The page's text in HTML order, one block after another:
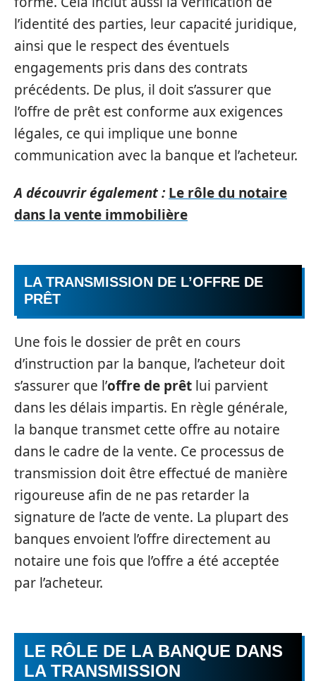
l’identité des parties, leur capacité juridique,
ainsi que le respect des éventuels
engagements pris dans des contrats
précédents. De plus, il doit s’assurer que
l’offre de prêt est conforme aux exigences
légales, ce qui implique une bonne
communication avec la banque et l’acheteur.
A découvrir également : Le rôle du notaire
dans la vente immobilière
LA TRANSMISSION DE L’OFFRE DE
PRÊT
Une fois le dossier de prêt en cours
d’instruction par la banque, l’acheteur doit
s’assurer que l’offre de prêt lui parvient
dans les délais impartis. En règle générale,
la banque transmet cette offre au notaire
dans le cadre de la vente. Ce processus de
transmission doit être effectué de manière
rigoureuse afin de ne pas retarder la
signature de l’acte de vente. La plupart des
banques envoient l’offre directement au
notaire une fois que l’offre a été acceptée
par l’acheteur.
LE RÔLE DE LA BANQUE DANS
LA TRANSMISSION